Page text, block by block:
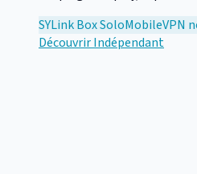
SYLink Box SoloMobileVPN
DécouvrirIndépendant